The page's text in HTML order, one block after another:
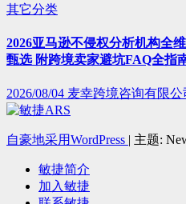
其它分类
2026亚马逊不侵权分析机构全
甄选 附跨境卖家避坑FAQ全指
2026/08/04 麦幸跨境咨询有限
自豪地采用WordPress | 主题:
敏捷简介
加入敏捷